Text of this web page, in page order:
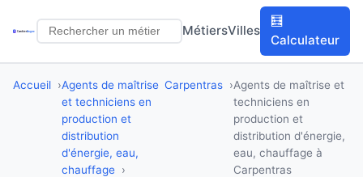
MétiersVilles
🧮
Calculateur
Accueil
Agents de maîtrise
et techniciens en
production et
distribution
d'énergie, eau,
chauffage
Carpentras
Agents de maîtrise et
techniciens en
production et
distribution d'énergie,
eau, chauffage à
Carpentras